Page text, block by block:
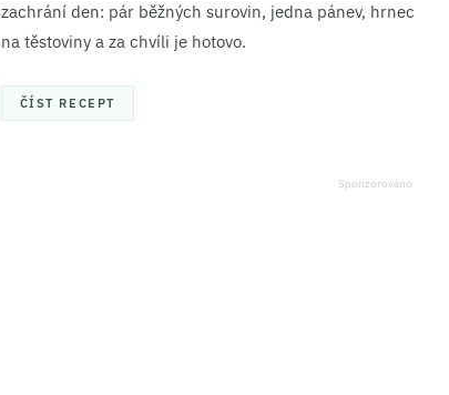
zachrání den: pár běžných surovin, jedna pánev, hrnec
na těstoviny a za chvíli je hotovo.
ČÍST RECEPT